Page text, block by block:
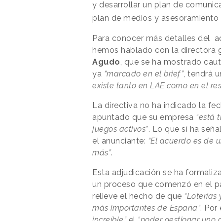
y desarrollar un plan de
plan de medios y
Para conocer más detalles del
hemos hablado con la directora
Agudo , que se ha mostrado
ya “marcado en el brief”, tendrá
existe tanto en LAE como en el
La directiva no ha indicado la
apuntado que su empresa “está
juegos activos”. Lo que sí ha
el anunciante: “El acuerdo es de
más”.
Esta adjudicación se ha
un proceso que comenzó en el
relieve el hecho de que
más importantes de España”. Por